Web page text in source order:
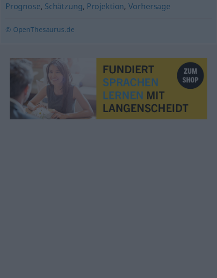
Prognose, Schätzung, Projektion, Vorhersage
© OpenThesaurus.de